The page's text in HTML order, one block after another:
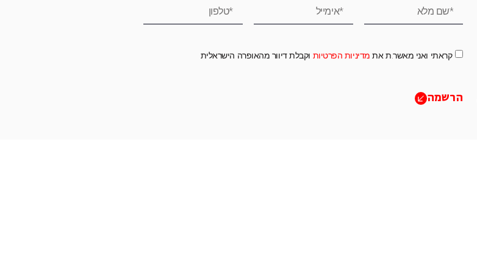
קראתי ואני מאשר.ת את מדיניות הפרטיות וקבלת דיוור מהאופרה הישראלית
הרשמה